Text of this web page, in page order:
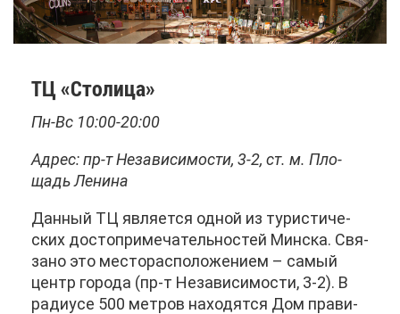
ТЦ «Сто­ли­ца»
Пн-Вс 10:00-20:00
Ад­рес: пр-т Неза­ви­си­мо­сти, 3-2, ст. м. Пло­
щадь Ле­ни­на
Дан­ный ТЦ яв­ля­ет­ся од­ной из ту­ри­сти­че­
ских до­сто­при­ме­ча­тель­но­стей Мин­ска. Свя­
за­но это ме­сто­рас­по­ло­же­ни­ем – са­мый
центр го­ро­да (пр-т Неза­ви­си­мо­сти, 3-2). В
ра­ди­у­се 500 мет­ров на­хо­дят­ся Дом пра­ви­